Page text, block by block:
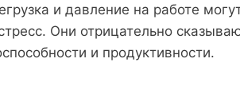
и давление на работе
Они отрицательно
и продуктивности.